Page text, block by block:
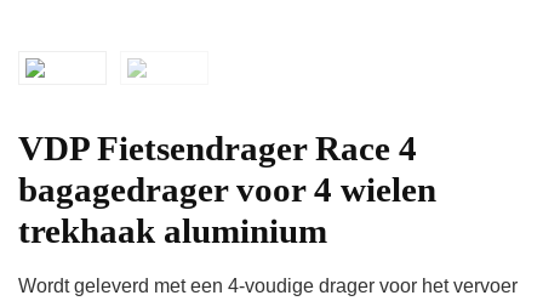
VDP Fietsendrager Race 4
bagagedrager voor 4 wielen
trekhaak aluminium
Wordt geleverd met een 4-voudige drager voor het vervoer